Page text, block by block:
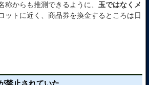
称からも推測できるように、 玉ではなくメ
ットに近く、商品券を換金するところは日
禁止されていた